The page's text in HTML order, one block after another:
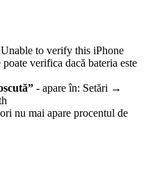
to verify this iPhone
verifica dacă bateria este
- apare în: Setări →
nu mai apare procentul de